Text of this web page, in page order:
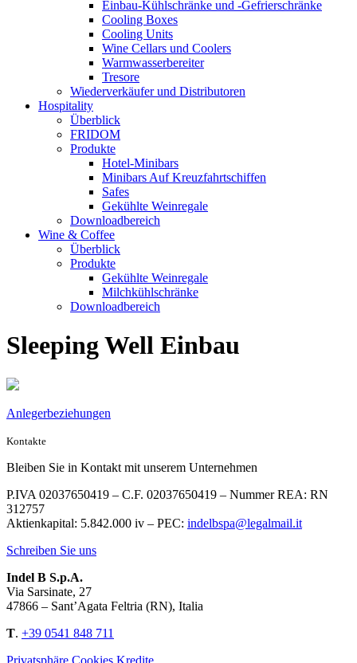
Einbau-Kühlschränke und -Gefrierschränke
Cooling Boxes
Cooling Units
Wine Cellars und Coolers
Warmwasserbereiter
Tresore
Wiederverkäufer und Distributoren
Hospitality
Überblick
FRIDOM
Produkte
Hotel-Minibars
Minibars Auf Kreuzfahrtschiffen
Safes
Gekühlte Weinregale
Downloadbereich
Wine & Coffee
Überblick
Produkte
Gekühlte Weinregale
Milchkühlschränke
Downloadbereich
Sleeping Well Einbau
Anlegerbeziehungen
Kontakte
Bleiben Sie in Kontakt mit unserem Unternehmen
P.IVA 02037650419 – C.F. 02037650419 – Nummer REA: RN
312757
Aktienkapital: 5.842.000 iv – PEC: indelbspa@legalmail.it
Schreiben Sie uns
Indel B S.p.A.
Via Sarsinate, 27
47866 – Sant’Agata Feltria (RN), Italia
T. +39 0541 848 711
Privatsphäre Cookies Kredite